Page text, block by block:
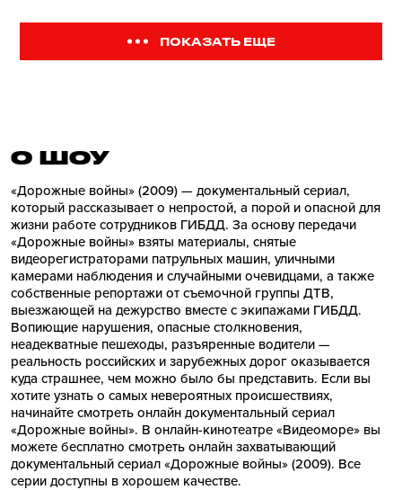
ПОКАЗАТЬ ЕЩЕ
О ШОУ
«Дорожные войны» (2009) — документальный сериал,
который рассказывает о непростой, а порой и опасной для
жизни работе сотрудников ГИБДД. За основу передачи
«Дорожные войны» взяты материалы, снятые
видеорегистраторами патрульных машин, уличными
камерами наблюдения и случайными очевидцами, а также
собственные репортажи от съемочной группы ДТВ,
выезжающей на дежурство вместе с экипажами ГИБДД.
Вопиющие нарушения, опасные столкновения,
неадекватные пешеходы, разъяренные водители —
реальность российских и зарубежных дорог оказывается
куда страшнее, чем можно было бы представить. Если вы
хотите узнать о самых невероятных происшествиях,
начинайте смотреть онлайн документальный сериал
«Дорожные войны». В онлайн-кинотеатре «Видеоморе» вы
можете бесплатно смотреть онлайн захватывающий
документальный сериал «Дорожные войны» (2009). Все
серии доступны в хорошем качестве.